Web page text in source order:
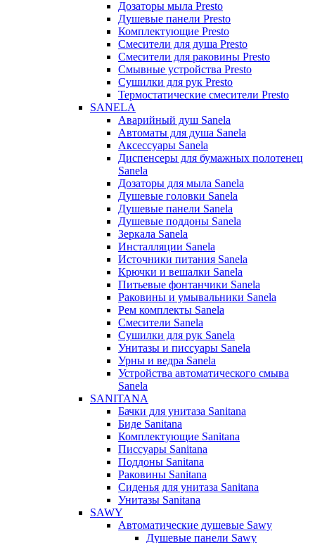
Дозаторы мыла Presto
Душевые панели Presto
Комплектующие Presto
Смесители для душа Presto
Смесители для раковины Presto
Смывные устройства Presto
Сушилки для рук Presto
Термостатические смесители Presto
SANELA
Аварийный душ Sanela
Автоматы для душа Sanela
Аксессуары Sanela
Диспенсеры для бумажных полотенец
Sanela
Дозаторы для мыла Sanela
Душевые головки Sanela
Душевые панели Sanela
Душевые поддоны Sanela
Зеркала Sanela
Инсталляции Sanela
Источники питания Sanela
Крючки и вешалки Sanela
Питьевые фонтанчики Sanela
Раковины и умывальники Sanela
Рем комплекты Sanela
Смесители Sanela
Сушилки для рук Sanela
Унитазы и писсуары Sanela
Урны и ведра Sanela
Устройства автоматического смыва
Sanela
SANITANA
Бачки для унитаза Sanitana
Биде Sanitana
Комплектующие Sanitana
Писсуары Sanitana
Поддоны Sanitana
Раковины Sanitana
Сиденья для унитаза Sanitana
Унитазы Sanitana
SAWY
Автоматические душевые Sawy
Душевые панели Sawy